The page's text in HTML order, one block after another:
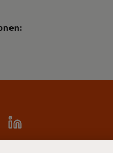
Termine & Veranstaltungen